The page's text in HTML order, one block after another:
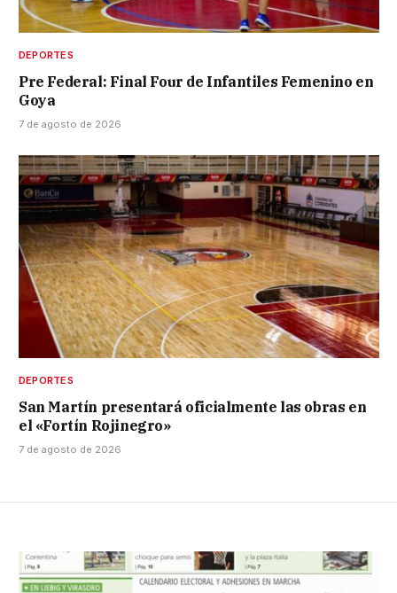
DEPORTES
Pre Federal: Final Four de Infantiles Femenino en
Goya
7 de agosto de 2026
DEPORTES
San Martín presentará oficialmente las obras en
el «Fortín Rojinegro»
7 de agosto de 2026